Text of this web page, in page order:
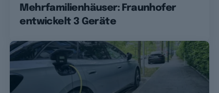
Mehrfamilienhäuser: Fraunhofer
entwickelt 3 Geräte